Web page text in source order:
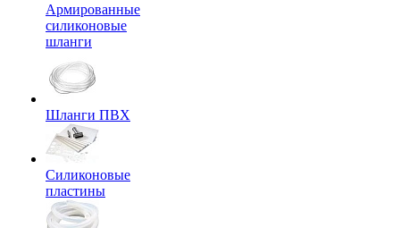
Армированные
силиконовые
шланги
Шланги ПВХ
Силиконовые
пластины